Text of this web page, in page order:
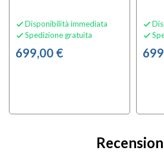
 Disponibilità immediata
 Spedizione gratuita
699,00 €

